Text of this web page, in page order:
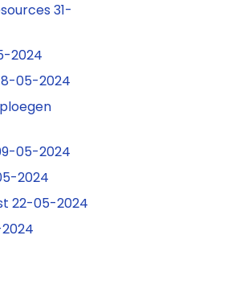
31-
2024
05-2024
05-2024
2024
22-05-2024